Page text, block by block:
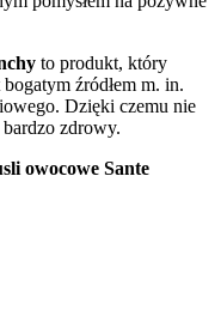
to produkt, który
źródłem m. in.
Dzięki czemu nie
zdrowy.
owocowe Sante